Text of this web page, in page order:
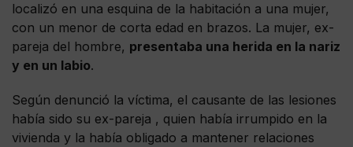
localizó en una esquina de la habitación a una mujer,
con un menor de corta edad en brazos. La mujer, ex-
pareja del hombre, presentaba una herida en la nariz
y en un labio.
Según denunció la víctima, el causante de las lesiones
había sido su ex-pareja , quien había irrumpido en la
vivienda y la había obligado a mantener relaciones